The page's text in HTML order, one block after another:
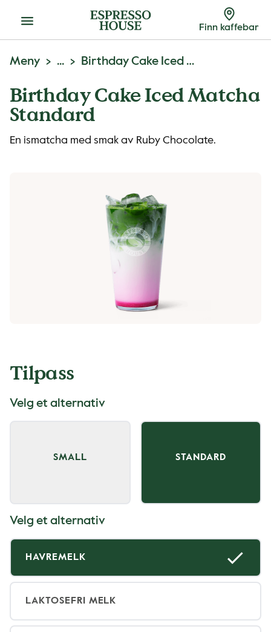
Meny Finn kaffebar
Meny ... Birthday Cake Iced Matcha
Birthday Cake Iced Matcha
Standard
En ismatcha med smak av Ruby Chocolate.
Tilpass
Velg et alternativ
SMALL STANDARD
Velg et alternativ
HAVREMELK
LAKTOSEFRI MELK